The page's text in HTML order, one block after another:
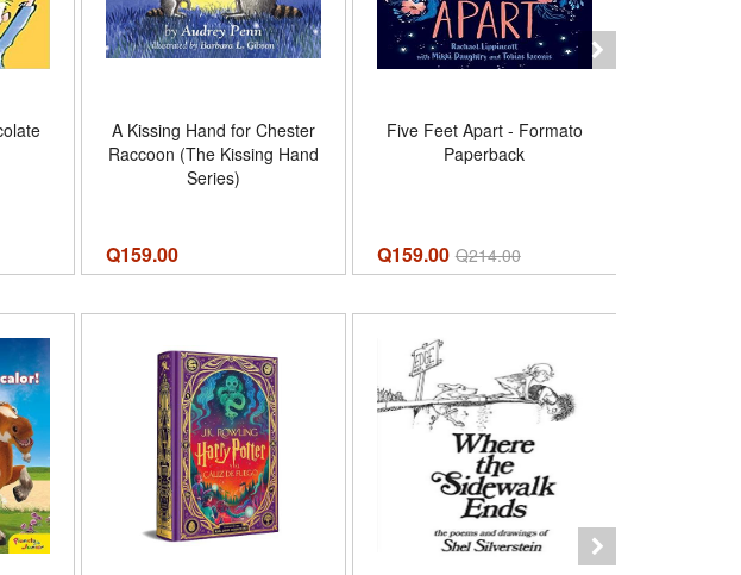
A Kissing Hand for Chester
Raccoon (The Kissing Hand
Series)
Q159.00
Five Feet Apart - Formato
Paperback
Q159.00 Q214.00